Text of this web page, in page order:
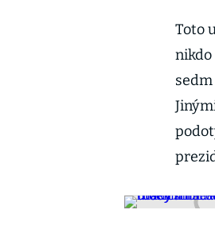
Toto
nikdo